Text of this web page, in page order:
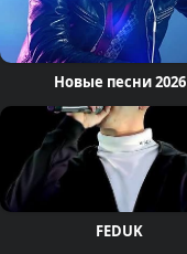
Новые песни 2026
FEDUK